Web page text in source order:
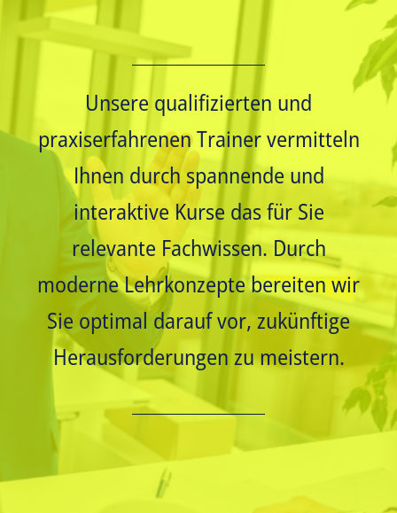
Unsere qualifizierten und
praxiserfahrenen Trainer vermitteln
Ihnen durch spannende und
interaktive Kurse das für Sie
relevante Fachwissen. Durch
moderne Lehrkonzepte bereiten wir
Sie optimal darauf vor, zukünftige
Herausforderungen zu meistern.